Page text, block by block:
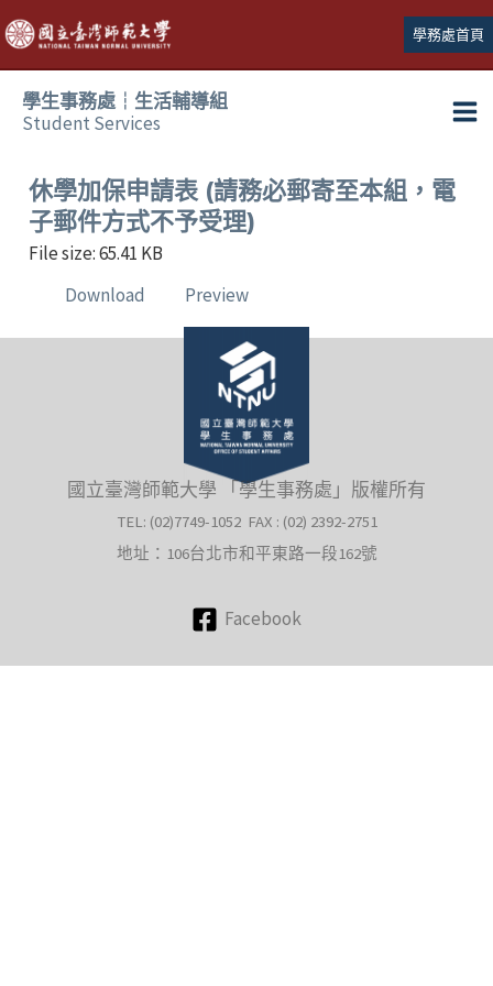
跳
至
主
學務處首頁
學生事務處┆生活輔導組
Student Services
休學加保申請表 (請務必郵寄至本組，電
子郵件方式不予受理)
File size: 65.41 KB
Download
Preview
國立臺灣師範大學 「學生事務處」版權所有
TEL: (02)7749-1052 FAX : (02) 2392-2751
地址：106台北市和平東路一段162號
Facebook